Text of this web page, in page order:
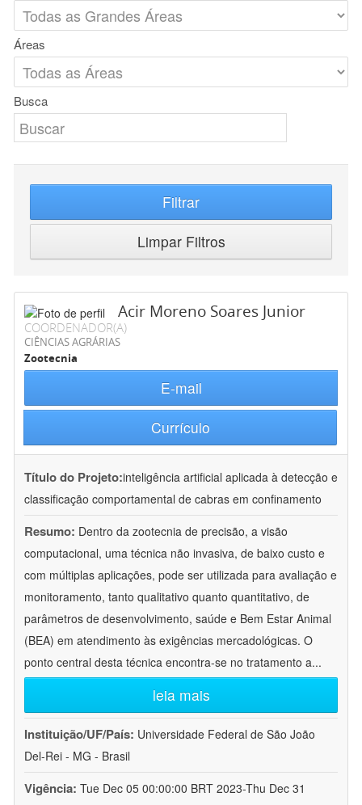
Áreas
Busca
Filtrar
Limpar Filtros
Acir Moreno Soares Junior
COORDENADOR(A)
CIÊNCIAS AGRÁRIAS
Zootecnia
E-mail
Currículo
Título do Projeto:inteligência artificial aplicada à detecção e
classificação comportamental de cabras em confinamento
Resumo: Dentro da zootecnia de precisão, a visão
computacional, uma técnica não invasiva, de baixo custo e
com múltiplas aplicações, pode ser utilizada para avaliação e
monitoramento, tanto qualitativo quanto quantitativo, de
parâmetros de desenvolvimento, saúde e Bem Estar Animal
(BEA) em atendimento às exigências mercadológicas. O
ponto central desta técnica encontra-se no tratamento a...
leia mais
Instituição/UF/País: Universidade Federal de São João
Del-Rei - MG - Brasil
Vigência: Tue Dec 05 00:00:00 BRT 2023-Thu Dec 31